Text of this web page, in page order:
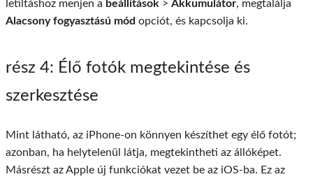
letiltáshoz menjen a beállítások > Akkumulátor, megtalálja
Alacsony fogyasztású mód opciót, és kapcsolja ki.
rész 4: Élő fotók megtekintése és
szerkesztése
Mint látható, az iPhone-on könnyen készíthet egy élő fotót;
azonban, ha helytelenül látja, megtekintheti az állóképet.
Másrészt az Apple új funkciókat vezet be az iOS-ba. Ez az